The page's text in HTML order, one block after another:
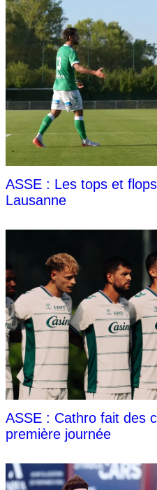
ASSE : Les tops et
Lausanne
ASSE : Cathro fait des
première journée